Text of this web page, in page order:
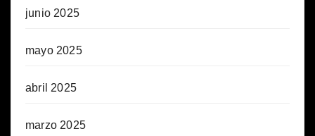
junio 2025
mayo 2025
abril 2025
marzo 2025